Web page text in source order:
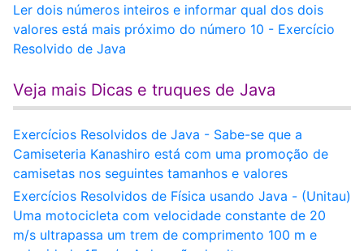
Ler dois números inteiros e informar qual dos dois
valores está mais próximo do número 10 - Exercício
Resolvido de Java
Veja mais Dicas e truques de Java
Exercícios Resolvidos de Java - Sabe-se que a
Camiseteria Kanashiro está com uma promoção de
camisetas nos seguintes tamanhos e valores
Exercícios Resolvidos de Física usando Java - (Unitau)
Uma motocicleta com velocidade constante de 20
m/s ultrapassa um trem de comprimento 100 m e